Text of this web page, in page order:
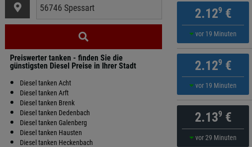
Preiswerter tanken - finden Sie die
günstigsten Diesel Preise in Ihrer Stadt
Diesel tanken Acht
Diesel tanken Arft
Diesel tanken Brenk
Diesel tanken Dedenbach
Diesel tanken Galenberg
Diesel tanken Hausten
Diesel tanken Heckenbach
2.129€
vor 19 Minuten
2.129€
vor 19 Minuten
2.139€
vor 29 Minuten